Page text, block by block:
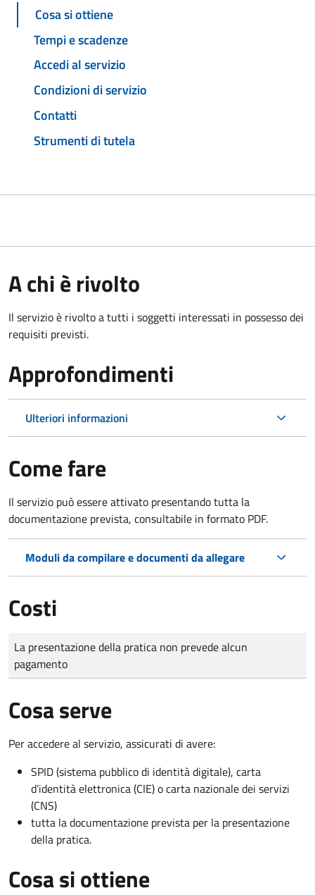
Cosa si ottiene
Tempi e scadenze
Accedi al servizio
Condizioni di servizio
Contatti
Strumenti di tutela
A chi è rivolto
Il servizio è rivolto a tutti i soggetti interessati in possesso dei
requisiti previsti.
Approfondimenti
Ulteriori informazioni
Come fare
Il servizio può essere attivato presentando tutta la
documentazione prevista, consultabile in formato PDF.
Moduli da compilare e documenti da allegare
Costi
Tipo di pagamento
Importo
La presentazione della pratica non prevede alcun
pagamento
Cosa serve
Per accedere al servizio, assicurati di avere:
SPID (sistema pubblico di identità digitale), carta
d’identità elettronica (CIE) o carta nazionale dei servizi
(CNS)
tutta la documentazione prevista per la presentazione
della pratica.
Cosa si ottiene